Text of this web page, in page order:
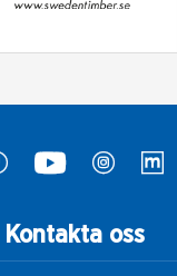
Kontakta oss